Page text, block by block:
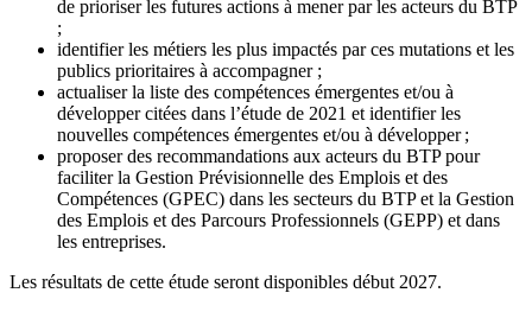
de prioriser les futures actions à mener par les acteurs du BTP
;
identifier les métiers les plus impactés par ces mutations et les
publics prioritaires à accompagner ;
actualiser la liste des compétences émergentes et/ou à
développer citées dans l’étude de 2021 et identifier les
nouvelles compétences émergentes et/ou à développer ;
proposer des recommandations aux acteurs du BTP pour
faciliter la Gestion Prévisionnelle des Emplois et des
Compétences (GPEC) dans les secteurs du BTP et la Gestion
des Emplois et des Parcours Professionnels (GEPP) et dans
les entreprises.
Les résultats de cette étude seront disponibles début 2027.